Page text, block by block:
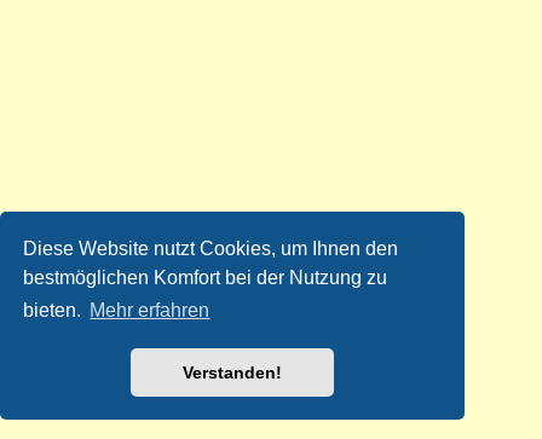
Diese Website nutzt Cookies, um Ihnen den
bestmöglichen Komfort bei der Nutzung zu
bieten. Mehr erfahren
Verstanden!